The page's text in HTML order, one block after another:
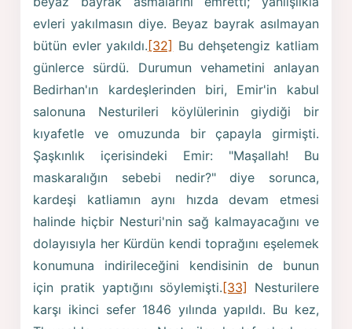
evleri yakılmasın diye. Beyaz bayrak asılmayan
bütün evler yakıldı. [32] Bu dehşetengiz katliam
günlerce sürdü. Durumun vehametini anlayan
Bedirhan'ın kardeşlerinden biri, Emir'in kabul
salonuna Nesturileri köylülerinin giydiği bir
kıyafetle ve omuzunda bir çapayla girmişti.
Şaşkınlık içerisindeki Emir: "Maşallah! Bu
maskaralığın sebebi nedir?" diye sorunca,
kardeşi katliamın aynı hızda devam etmesi
halinde hiçbir Nesturi'nin sağ kalmayacağını ve
dolayısıyla her Kürdün kendi toprağını eşelemek
konumuna indirileceğini kendisinin de bunun
için pratik yaptığını söylemişti. [33]
Nesturilere
karşı ikinci sefer 1846 yılında yapıldı. Bu kez,